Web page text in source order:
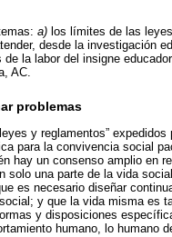
a) los límites de las
desde la investigación
la labor del insigne
AC.
problemas
y reglamentos”
para la convivencia social
hay un consenso amplio en
una parte de la vida
es necesario diseñar
y que la vida misma es
y disposiciones
humano, lo humano